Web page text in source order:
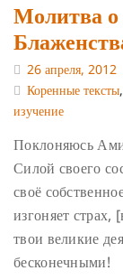
Молитва о
26 апреля, 2012
Коренные тексты,
изучение
Поклоняюсь
Силой своего
своё
изгоняет
твои великие
бесконечными!